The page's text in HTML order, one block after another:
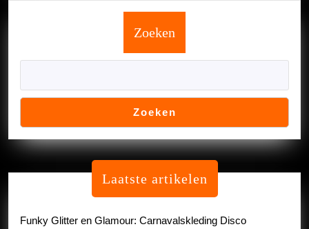
Zoeken
Zoeken
Laatste artikelen
Funky Glitter en Glamour: Carnavalskleding Disco